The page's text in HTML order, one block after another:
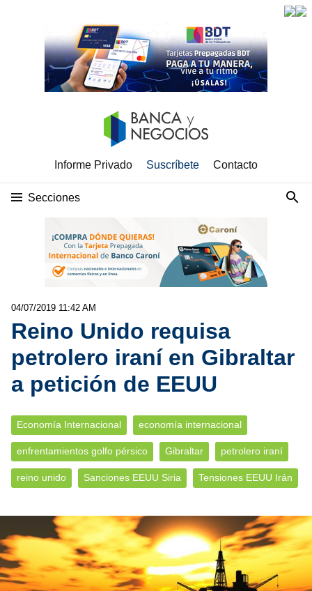
Informe Privado Suscríbete Contacto
Secciones
04/07/2019 11:42 AM
Reino Unido requisa
petrolero iraní en Gibraltar
a petición de EEUU
Economía Internacional economía internacional
enfrentamientos golfo pérsico Gibraltar petrolero iraní
reino unido Sanciones EEUU Siria Tensiones EEUU Irán